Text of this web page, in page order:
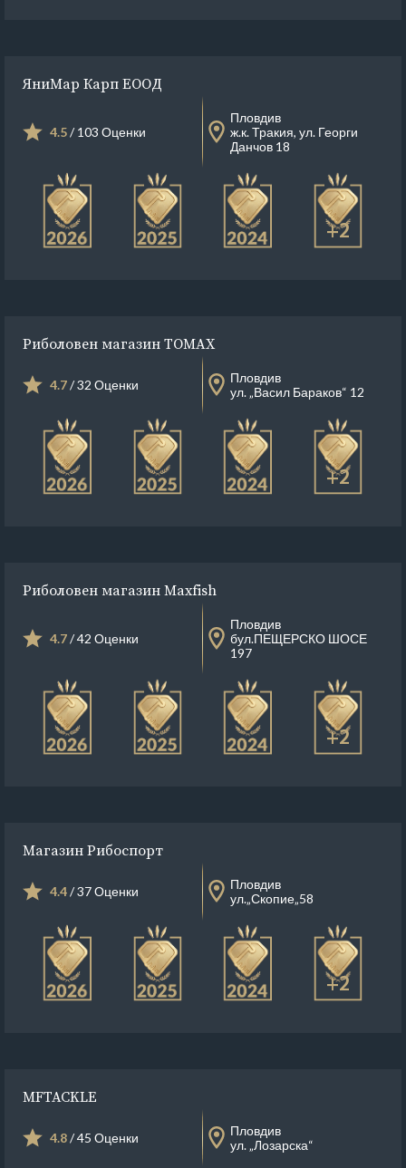
ЯниМар Карп ЕООД
4.5/ 103 Оценки
Пловдив
ж.к. Тракия, ул. Георги
Данчов 18
+2
Риболовен магазин TOMAX
4.7/ 32 Оценки
Пловдив
ул. „Васил Бараков“ 12
+2
Риболовен магазин Maxfish
4.7/ 42 Оценки
Пловдив
бул.ПЕЩЕРСКО ШОСЕ
197
+2
Магазин Рибоспорт
4.4/ 37 Оценки
Пловдив
ул.„Скопие„58
+2
MFTACKLE
4.8/ 45 Оценки
Пловдив
ул. „Лозарска“